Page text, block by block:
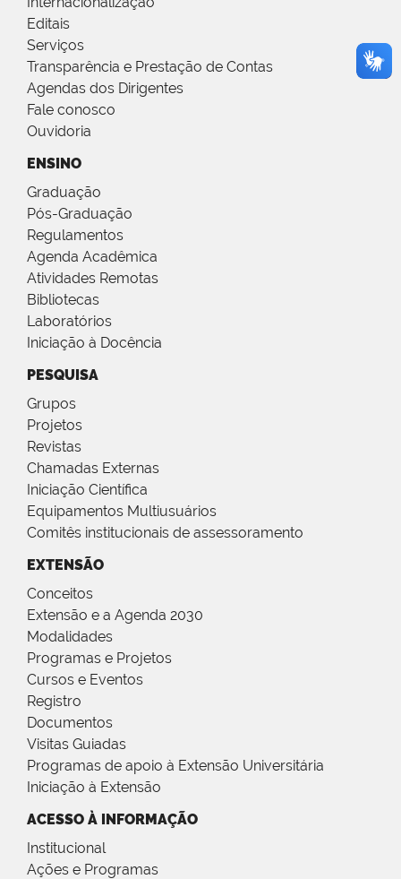
Editais
Serviços
Transparência e Prestação de Contas
Agendas dos Dirigentes
Fale conosco
Ouvidoria
ENSINO
Graduação
Pós-Graduação
Regulamentos
Agenda Acadêmica
Atividades Remotas
Bibliotecas
Laboratórios
Iniciação à Docência
PESQUISA
Grupos
Projetos
Revistas
Chamadas Externas
Iniciação Científica
Equipamentos Multiusuários
Comitês institucionais de assessoramento
EXTENSÃO
Conceitos
Extensão e a Agenda 2030
Modalidades
Programas e Projetos
Cursos e Eventos
Registro
Documentos
Visitas Guiadas
Programas de apoio à Extensão Universitária
Iniciação à Extensão
ACESSO À INFORMAÇÃO
Institucional
Ações e Programas